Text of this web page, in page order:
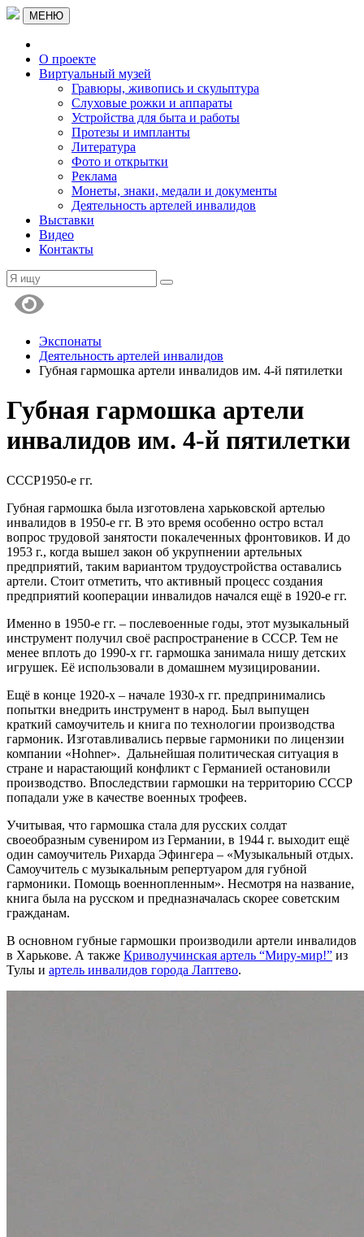
МЕНЮ
О проекте
Виртуальный музей
Гравюры, живопись и скульптура
Слуховые рожки и аппараты
Устройства для быта и работы
Протезы и импланты
Литература
Фото и открытки
Реклама
Монеты, знаки, медали и документы
Деятельность артелей инвалидов
Выставки
Видео
Контакты
Экспонаты
Деятельность артелей инвалидов
Губная гармошка артели инвалидов им. 4-й пятилетки
Губная гармошка артели
инвалидов им. 4-й пятилетки
СССР1950-е гг.
Губная гармошка была изготовлена харьковской артелью
инвалидов в 1950-е гг. В это время особенно остро встал
вопрос трудовой занятости покалеченных фронтовиков. И до
1953 г., когда вышел закон об укрупнении артельных
предприятий, таким вариантом трудоустройства оставались
артели. Стоит отметить, что активный процесс создания
предприятий кооперации инвалидов начался ещё в 1920-е гг.
Именно в 1950-е гг. – послевоенные годы, этот музыкальный
инструмент получил своё распространение в СССР. Тем не
менее вплоть до 1990-х гг. гармошка занимала нишу детских
игрушек. Её использовали в домашнем музицировании.
Ещё в конце 1920-х – начале 1930-х гг. предпринимались
попытки внедрить инструмент в народ. Был выпущен
краткий самоучитель и книга по технологии производства
гармоник. Изготавливались первые гармоники по лицензии
компании «Hohner». Дальнейшая политическая ситуация в
стране и нарастающий конфликт с Германией остановили
производство. Впоследствии гармошки на территорию СССР
попадали уже в качестве военных трофеев.
Учитывая, что гармошка стала для русских солдат
своеобразным сувениром из Германии, в 1944 г. выходит ещё
один самоучитель Рихарда Эфингера – «Музыкальный отдых.
Самоучитель с музыкальным репертуаром для губной
гармоники. Помощь военнопленным». Несмотря на название,
книга была на русском и предназначалась скорее советским
гражданам.
В основном губные гармошки производили артели инвалидов
в Харькове. А также Криволучинская артель “Миру-мир!” из
Тулы и артель инвалидов города Лаптево.